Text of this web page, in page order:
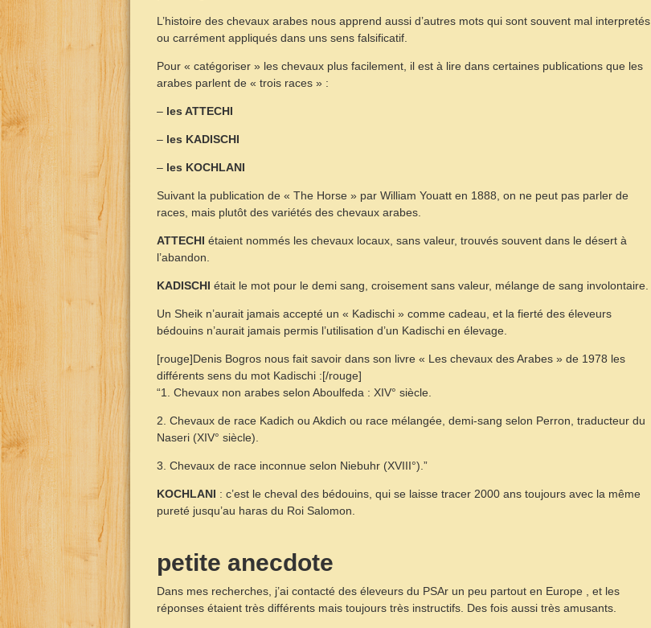
L’histoire des chevaux arabes nous apprend aussi d’autres mots qui sont souvent mal interpretés
ou carrément appliqués dans uns sens falsificatif.
Pour « catégoriser » les chevaux plus facilement, il est à lire dans certaines publications que les
arabes parlent de « trois races » :
– les ATTECHI
– les KADISCHI
– les KOCHLANI
Suivant la publication de « The Horse » par William Youatt en 1888, on ne peut pas parler de
races, mais plutôt des variétés des chevaux arabes.
ATTECHI étaient nommés les chevaux locaux, sans valeur, trouvés souvent dans le désert à
l’abandon.
KADISCHI était le mot pour le demi sang, croisement sans valeur, mélange de sang involontaire.
Un Sheik n’aurait jamais accepté un « Kadischi » comme cadeau, et la fierté des éleveurs
bédouins n’aurait jamais permis l’utilisation d’un Kadischi en élevage.
[rouge]Denis Bogros nous fait savoir dans son livre « Les chevaux des Arabes » de 1978 les
différents sens du mot Kadischi :[/rouge]
“1. Chevaux non arabes selon Aboulfeda : XIV° siècle.
2. Chevaux de race Kadich ou Akdich ou race mélangée, demi-sang selon Perron, traducteur du
Naseri (XIV° siècle).
3. Chevaux de race inconnue selon Niebuhr (XVIII°).”
KOCHLANI : c’est le cheval des bédouins, qui se laisse tracer 2000 ans toujours avec la même
pureté jusqu’au haras du Roi Salomon.
petite anecdote
Dans mes recherches, j’ai contacté des éleveurs du PSAr un peu partout en Europe , et les
réponses étaient très différents mais toujours très instructifs. Des fois aussi très amusants.